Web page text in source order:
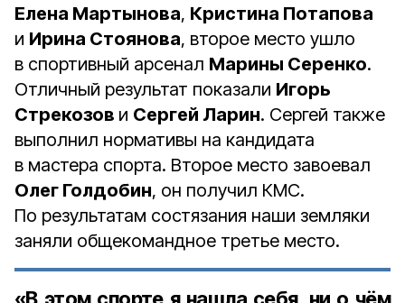
Елена Мартынова, Кристина Потапова
и Ирина Стоянова, второе место ушло
в спортивный арсенал Марины Серенко.
Отличный результат показали Игорь
Стрекозов и Сергей Ларин. Сергей также
выполнил нормативы на кандидата
в мастера спорта. Второе место завоевал
Олег Голдобин, он получил КМС.
По результатам состязания наши земляки
заняли общекомандное третье место.